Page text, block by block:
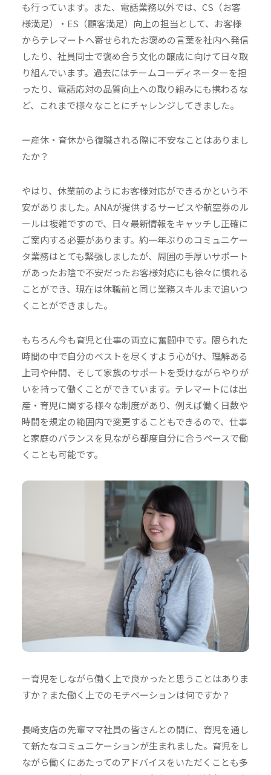
も行っています。また、電話業務以外では、CS（お客
様満足）・ES（顧客満足）向上の担当として、お客様
からテレマートへ寄せられたお褒めの言葉を社内へ発信
したり、社員同士で褒め合う文化の醸成に向けて日々取
り組んでいます。過去にはチームコーディネーターを担
ったり、電話応対の品質向上への取り組みにも携わるな
ど、これまで様々なことにチャレンジしてきました。
ー産休・育休から復職される際に不安なことはありまし
たか？
やはり、休業前のようにお客様対応ができるかという不
安がありました。ANAが提供するサービスや航空券のル
ールは複雑ですので、日々最新情報をキャッチし正確に
ご案内する必要があります。約一年ぶりのコミュニケー
タ業務はとても緊張しましたが、周囲の手厚いサポート
があったお陰で不安だったお客様対応にも徐々に慣れる
ことができ、現在は休職前と同じ業務スキルまで追いつ
くことができました。
もちろん今も育児と仕事の両立に奮闘中です。限られた
時間の中で自分のベストを尽くすよう心がけ、理解ある
上司や仲間、そして家族のサポートを受けながらやりが
いを持って働くことができています。テレマートには出
産・育児に関する様々な制度があり、例えば働く日数や
時間を規定の範囲内で変更することもできるので、仕事
と家庭のバランスを見ながら都度自分に合うペースで働
くことも可能です。
ー育児をしながら働く上で良かったと思うことはありま
すか？また働く上でのモチベーションは何ですか？
長崎支店の先輩ママ社員の皆さんとの間に、育児を通し
て新たなコミュニケーションが生まれました。育児をし
ながら働くにあたってのアドバイスをいただくことも多